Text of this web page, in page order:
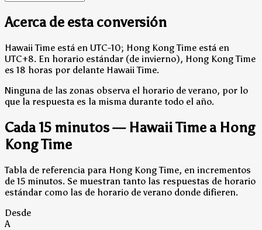
Acerca de esta conversión
Hawaii Time está en UTC-10; Hong Kong Time está en
UTC+8. En horario estándar (de invierno), Hong Kong Time
es 18 horas por delante Hawaii Time.
Ninguna de las zonas observa el horario de verano, por lo
que la respuesta es la misma durante todo el año.
Cada 15 minutos — Hawaii Time a Hong
Kong Time
Tabla de referencia para Hong Kong Time, en incrementos
de 15 minutos. Se muestran tanto las respuestas de horario
estándar como las de horario de verano donde difieren.
Desde
A